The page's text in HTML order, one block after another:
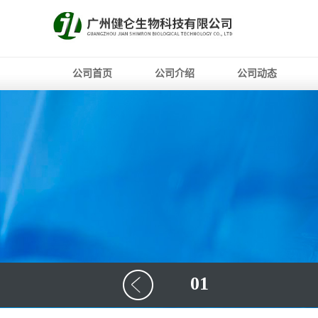
公司首页 公司介绍 公司动态
01